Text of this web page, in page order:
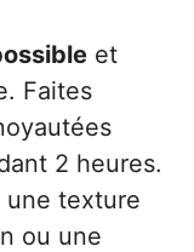
et
Faites
2 heures.
une texture
ou une